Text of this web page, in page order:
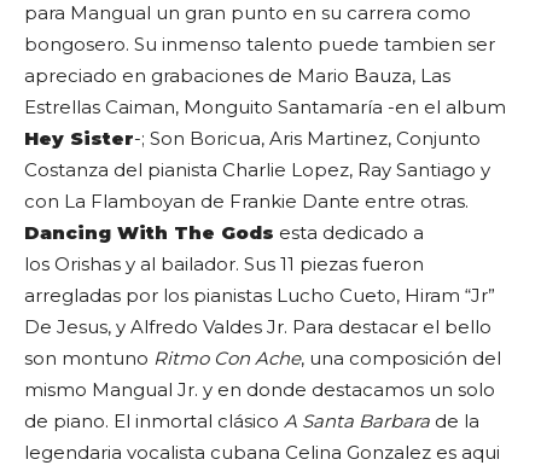
para Mangual un gran punto en su carrera como
bongosero. Su inmenso talento puede tambien ser
apreciado en grabaciones de Mario Bauza, Las
Estrellas Caiman, Monguito Santamaría -en el album
Hey Sister-; Son Boricua, Aris Martinez, Conjunto
Costanza del pianista Charlie Lopez, Ray Santiago y
con La Flamboyan de Frankie Dante entre otras.
Dancing With The Gods esta dedicado a
los Orishas y al bailador. Sus 11 piezas fueron
arregladas por los pianistas Lucho Cueto, Hiram “Jr”
De Jesus, y Alfredo Valdes Jr. Para destacar el bello
son montuno Ritmo Con Ache, una composición del
mismo Mangual Jr. y en donde destacamos un solo
de piano. El inmortal clásico A Santa Barbara de la
legendaria vocalista cubana Celina Gonzalez es aqui